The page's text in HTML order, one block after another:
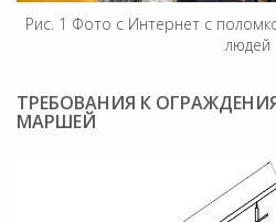
Рис. 1 Фото с Интернет с
людей
ТРЕБОВАНИЯ К
МАРШЕЙ